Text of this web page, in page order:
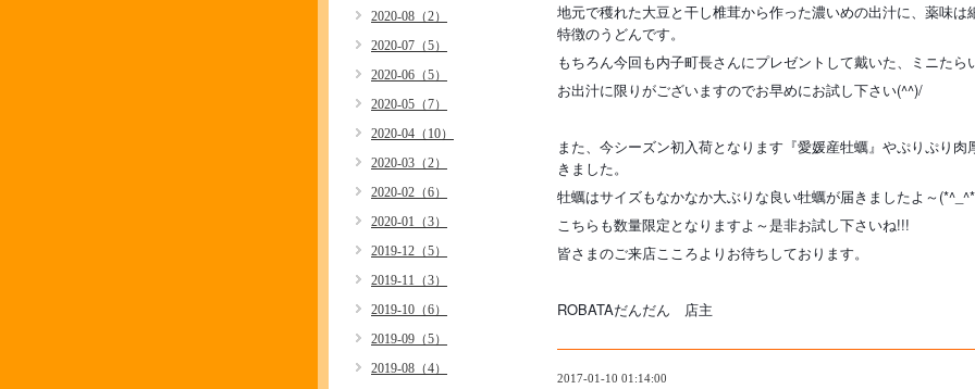
地元で穫れた大豆と干し椎茸から作った濃いめの出汁に、薬味
特徴のうどんです。
もちろん今回も内子町長さんにプレゼントして戴いた、ミニた
お出汁に限りがございますのでお早めにお試し下さい(^^)/
また、今シーズン初入荷となります『愛媛産牡蠣』やぷりぷり肉
きました。
牡蠣はサイズもなかなか大ぶりな良い牡蠣が届きましたよ～
こちらも数量限定となりますよ～是非お試し下さいね!!!
皆さまのご来店こころよりお待ちしております。
ROBATAだんだん 店主
2017-01-10 01:14:00
2020-08（2）
2020-07（5）
2020-06（5）
2020-05（7）
2020-04（10）
2020-03（2）
2020-02（6）
2020-01（3）
2019-12（5）
2019-11（3）
2019-10（6）
2019-09（5）
2019-08（4）